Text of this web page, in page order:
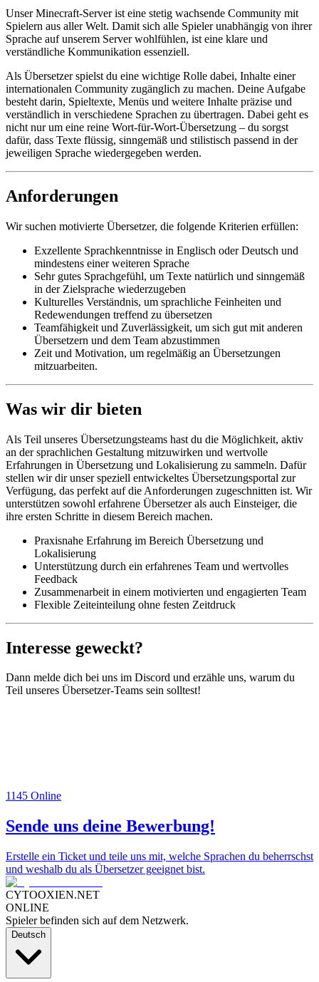
Unser Minecraft-Server ist eine stetig wachsende Community mit
Spielern aus aller Welt. Damit sich alle Spieler unabhängig von ihrer
Sprache auf unserem Server wohlfühlen, ist eine klare und
verständliche Kommunikation essenziell.
Als Übersetzer spielst du eine wichtige Rolle dabei, Inhalte einer
internationalen Community zugänglich zu machen. Deine Aufgabe
besteht darin, Spieltexte, Menüs und weitere Inhalte präzise und
verständlich in verschiedene Sprachen zu übertragen. Dabei geht es
nicht nur um eine reine Wort-für-Wort-Übersetzung – du sorgst
dafür, dass Texte flüssig, sinngemäß und stilistisch passend in der
jeweiligen Sprache wiedergegeben werden.
Anforderungen
Wir suchen motivierte Übersetzer, die folgende Kriterien erfüllen:
Exzellente Sprachkenntnisse in Englisch oder Deutsch und
mindestens einer weiteren Sprache
Sehr gutes Sprachgefühl, um Texte natürlich und sinngemäß
in der Zielsprache wiederzugeben
Kulturelles Verständnis, um sprachliche Feinheiten und
Redewendungen treffend zu übersetzen
Teamfähigkeit und Zuverlässigkeit, um sich gut mit anderen
Übersetzern und dem Team abzustimmen
Zeit und Motivation, um regelmäßig an Übersetzungen
mitzuarbeiten.
Was wir dir bieten
Als Teil unseres Übersetzungsteams hast du die Möglichkeit, aktiv
an der sprachlichen Gestaltung mitzuwirken und wertvolle
Erfahrungen in Übersetzung und Lokalisierung zu sammeln. Dafür
stellen wir dir unser speziell entwickeltes Übersetzungsportal zur
Verfügung, das perfekt auf die Anforderungen zugeschnitten ist. Wir
unterstützen sowohl erfahrene Übersetzer als auch Einsteiger, die
ihre ersten Schritte in diesem Bereich machen.
Praxisnahe Erfahrung im Bereich Übersetzung und
Lokalisierung
Unterstützung durch ein erfahrenes Team und wertvolles
Feedback
Zusammenarbeit in einem motivierten und engagierten Team
Flexible Zeiteinteilung ohne festen Zeitdruck
Interesse geweckt?
Dann melde dich bei uns im Discord und erzähle uns, warum du
Teil unseres Übersetzer-Teams sein solltest!
1145 Online
Sende uns deine Bewerbung!
Erstelle ein Ticket und teile uns mit, welche Sprachen du beherrschst
und weshalb du als Übersetzer geeignet bist.
CYTOOXIEN.NET
ONLINE
Spieler befinden sich auf dem Netzwerk.
Deutsch